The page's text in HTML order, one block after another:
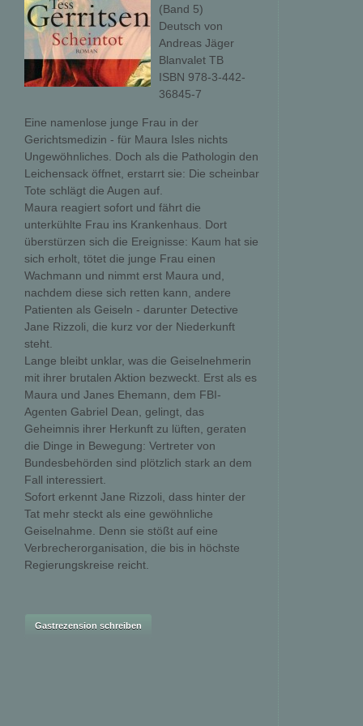
(Band 5)
Deutsch von
Andreas Jäger
Blanvalet TB
ISBN 978-3-442-
36845-7
Eine namenlose junge Frau in der
Gerichtsmedizin - für Maura Isles nichts
Ungewöhnliches. Doch als die Pathologin den
Leichensack öffnet, erstarrt sie: Die scheinbar
Tote schlägt die Augen auf.
Maura reagiert sofort und fährt die
unterkühlte Frau ins Krankenhaus. Dort
überstürzen sich die Ereignisse: Kaum hat sie
sich erholt, tötet die junge Frau einen
Wachmann und nimmt erst Maura und,
nachdem diese sich retten kann, andere
Patienten als Geiseln - darunter Detective
Jane Rizzoli, die kurz vor der Niederkunft
steht.
Lange bleibt unklar, was die Geiselnehmerin
mit ihrer brutalen Aktion bezweckt. Erst als es
Maura und Janes Ehemann, dem FBI-
Agenten Gabriel Dean, gelingt, das
Geheimnis ihrer Herkunft zu lüften, geraten
die Dinge in Bewegung: Vertreter von
Bundesbehörden sind plötzlich stark an dem
Fall interessiert.
Sofort erkennt Jane Rizzoli, dass hinter der
Tat mehr steckt als eine gewöhnliche
Geiselnahme. Denn sie stößt auf eine
Verbrecherorganisation, die bis in höchste
Regierungskreise reicht.